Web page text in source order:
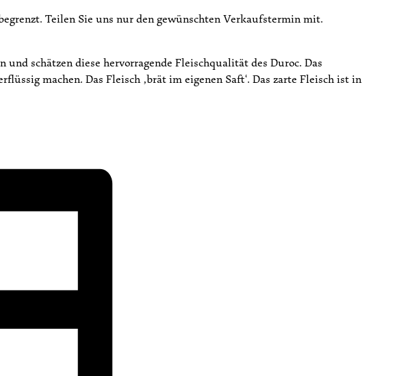
Teilen Sie uns nur den gewünschten Verkaufstermin mit.
schätzen diese hervorragende Fleischqualität des Duroc. Das
machen. Das Fleisch ‚brät im eigenen Saft‘. Das zarte Fleisch ist in